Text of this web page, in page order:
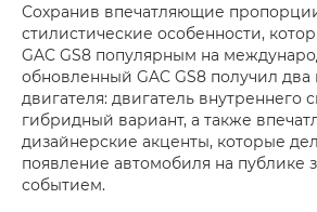
Сохранив впечатляющие
стилистические особенности,
GAC GS8 популярным на
обновленный GAC GS8 получил два
двигателя: двигатель внутреннего
гибридный вариант, а также
дизайнерские акценты, которые
появление автомобиля на
событием.